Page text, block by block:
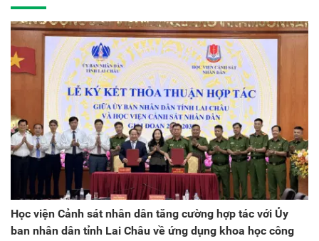
Học viện Cảnh sát nhân dân tăng cường hợp tác với Ủy
ban nhân dân tỉnh Lai Châu về ứng dụng khoa học công